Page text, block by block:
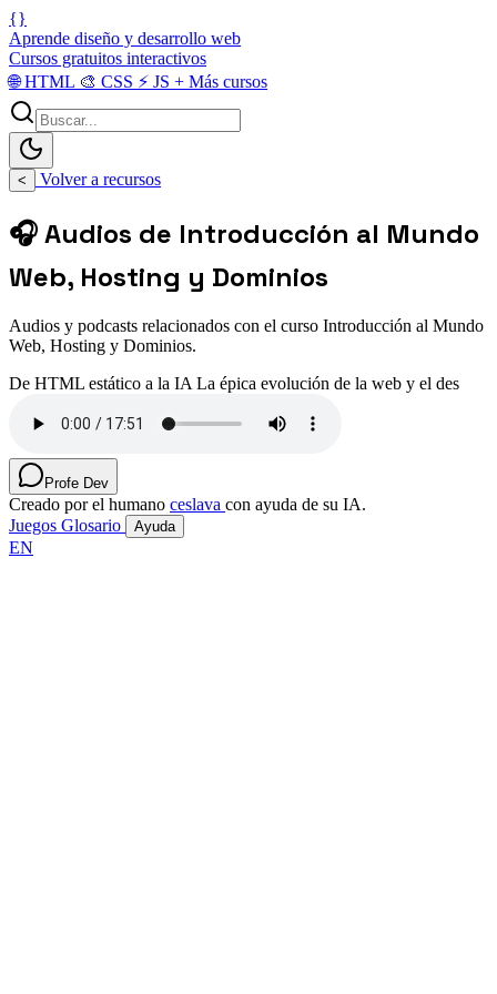
{}
Aprende diseño y desarrollo web
Cursos gratuitos interactivos
🌐HTML 🎨 CSS ⚡ JS + Más cursos
< Volver a recursos
🎧 Audios de Introducción al Mundo
Web, Hosting y Dominios
Audios y podcasts relacionados con el curso Introducción al Mundo
Web, Hosting y Dominios.
De HTML estático a la IA La épica evolución de la web y el des
Profe Dev
Creado por el humano ceslava con ayuda de su IA.
Juegos Glosario Ayuda
EN